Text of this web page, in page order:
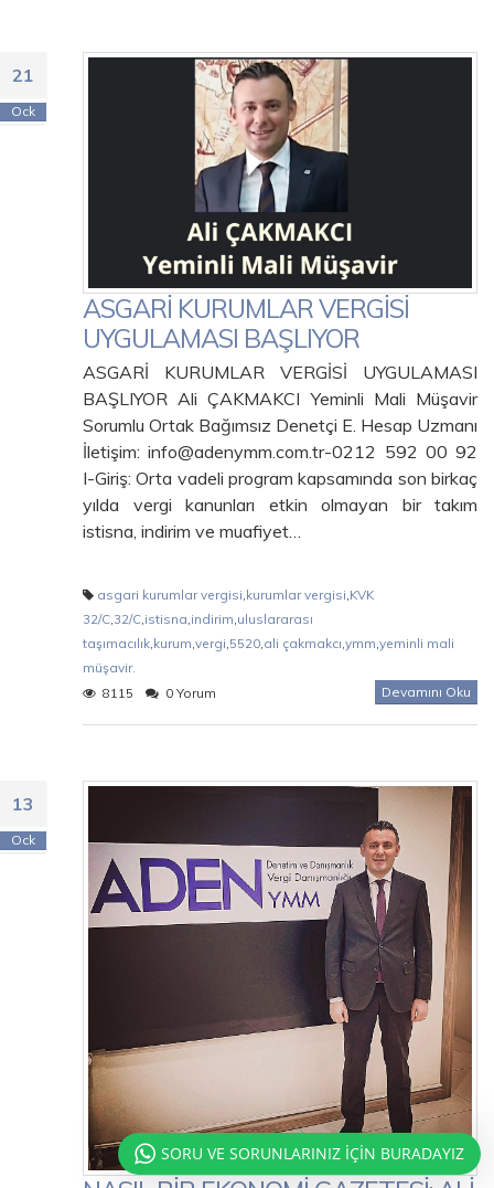
21
Ock
ASGARİ KURUMLAR VERGİSİ
UYGULAMASI BAŞLIYOR
ASGARİ KURUMLAR VERGİSİ UYGULAMASI
BAŞLIYOR Ali ÇAKMAKCI Yeminli Mali Müşavir
Sorumlu Ortak Bağımsız Denetçi E. Hesap Uzmanı
İletişim: info@adenymm.com.tr-0212 592 00 92
I-Giriş: Orta vadeli program kapsamında son birkaç
yılda vergi kanunları etkin olmayan bir takım
istisna, indirim ve muafiyet…
asgari kurumlar vergisi,kurumlar vergisi,KVK
32/C,32/C,istisna,indirim,uluslararası
taşımacılık,kurum,vergi,5520,ali çakmakcı,ymm,yeminli mali
müşavir.
8115
0 Yorum Devamını Oku
13
Ock
SORU VE SORUNLARINIZ İÇİN BURADAYIZ